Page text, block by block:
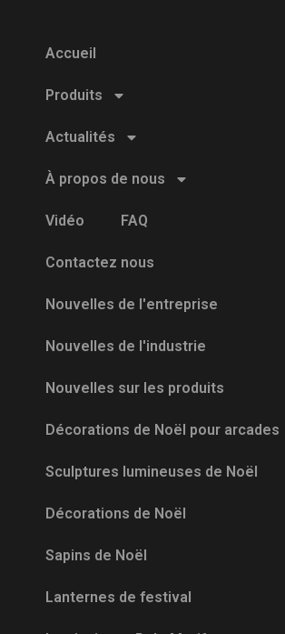
Accueil
Produits
Actualités
À propos de nous
Vidéo FAQ
Contactez nous
Nouvelles de l'entreprise
Nouvelles de l'industrie
Nouvelles sur les produits
Décorations de Noël pour arcades
Sculptures lumineuses de Noël
Décorations de Noël
Sapins de Noël
Lanternes de festival